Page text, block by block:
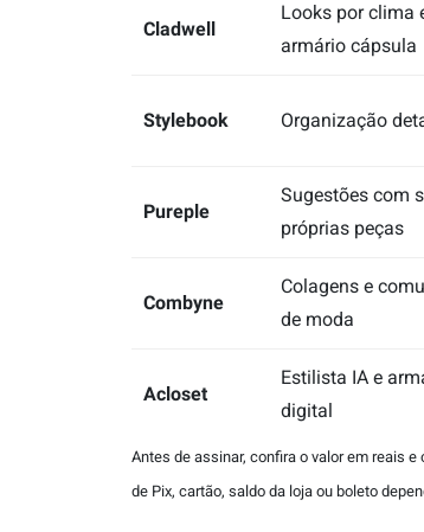
Cladwell
Looks por clima
armário cápsula
Stylebook Organização
Pureple
Sugestões com
próprias peças
Combyne
Colagens e
de moda
Acloset
Estilista IA e
digital
Antes de assinar, confira o valor em reais
de Pix, cartão, saldo da loja ou boleto